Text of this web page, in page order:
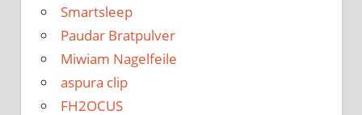
Smartsleep
Paudar Bratpulver
Miwiam Nagelfeile
aspura clip
FH2OCUS